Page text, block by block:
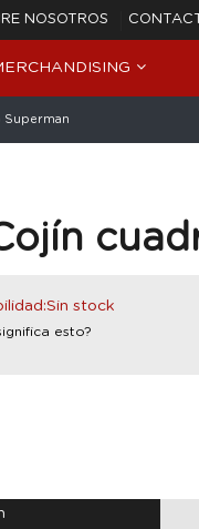
NOSOTROS
Superman
stock
esto?